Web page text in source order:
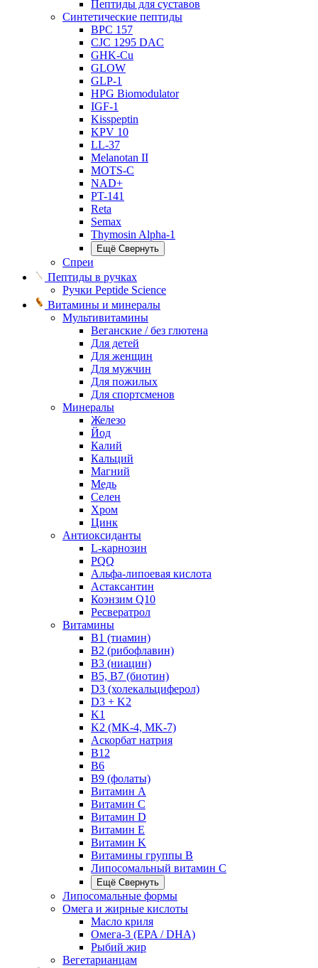
Пептиды для суставов
Синтетические пептиды
BPC 157
CJC 1295 DAC
GHK-Cu
GLOW
GLP-1
HPG Biomodulator
IGF-1
Kisspeptin
KPV 10
LL-37
Melanotan II
MOTS-C
NAD+
PT-141
Reta
Semax
Thymosin Alpha-1
Ещё Свернуть
Спреи
Пептиды в ручках
Ручки Peptide Science
Витамины и минералы
Мультивитамины
Веганские / без глютена
Для детей
Для женщин
Для мужчин
Для пожилых
Для спортсменов
Минералы
Железо
Йод
Калий
Кальций
Магний
Медь
Селен
Хром
Цинк
Антиоксиданты
L-карнозин
PQQ
Альфа-липоевая кислота
Астаксантин
Коэнзим Q10
Ресвератрол
Витамины
B1 (тиамин)
B2 (рибофлавин)
B3 (ниацин)
B5, B7 (биотин)
D3 (холекальциферол)
D3 + K2
K1
K2 (MK-4, MK-7)
Аскорбат натрия
В12
В6
В9 (фолаты)
Витамин A
Витамин C
Витамин D
Витамин E
Витамин K
Витамины группы B
Липосомальный витамин C
Ещё Свернуть
Липосомальные формы
Омега и жирные кислоты
Масло криля
Омега-3 (EPA / DHA)
Рыбий жир
Вегетарианцам